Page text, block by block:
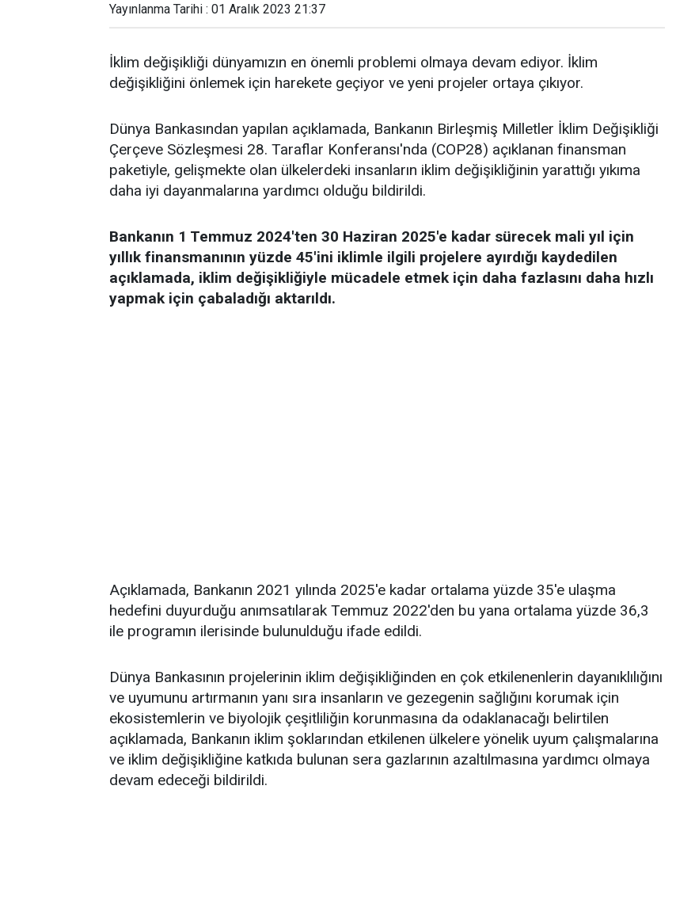
Yayınlanma Tarihi : 01 Aralık 2023 21:37
İklim değişikliği dünyamızın en önemli problemi olmaya devam ediyor. İklim
değişikliğini önlemek için harekete geçiyor ve yeni projeler ortaya çıkıyor.
Dünya Bankasından yapılan açıklamada, Bankanın Birleşmiş Milletler İklim Değişikliği
Çerçeve Sözleşmesi 28. Taraflar Konferansı'nda (COP28) açıklanan finansman
paketiyle, gelişmekte olan ülkelerdeki insanların iklim değişikliğinin yarattığı yıkıma
daha iyi dayanmalarına yardımcı olduğu bildirildi.
Bankanın 1 Temmuz 2024'ten 30 Haziran 2025'e kadar sürecek mali yıl için
yıllık finansmanının yüzde 45'ini iklimle ilgili projelere ayırdığı kaydedilen
açıklamada, iklim değişikliğiyle mücadele etmek için daha fazlasını daha hızlı
yapmak için çabaladığı aktarıldı.
Açıklamada, Bankanın 2021 yılında 2025'e kadar ortalama yüzde 35'e ulaşma
hedefini duyurduğu anımsatılarak Temmuz 2022'den bu yana ortalama yüzde 36,3
ile programın ilerisinde bulunulduğu ifade edildi.
Dünya Bankasının projelerinin iklim değişikliğinden en çok etkilenenlerin dayanıklılığını
ve uyumunu artırmanın yanı sıra insanların ve gezegenin sağlığını korumak için
ekosistemlerin ve biyolojik çeşitliliğin korunmasına da odaklanacağı belirtilen
açıklamada, Bankanın iklim şoklarından etkilenen ülkelere yönelik uyum çalışmalarına
ve iklim değişikliğine katkıda bulunan sera gazlarının azaltılmasına yardımcı olmaya
devam edeceği bildirildi.